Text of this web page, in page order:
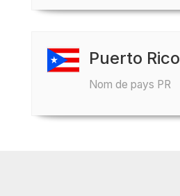
Puerto Rico
Nom de pays PR